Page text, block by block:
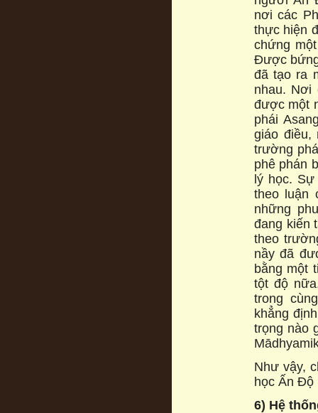
nơi các
thực hiện
chứng
Được
đã tạo ra
nhau. Nơi
được một
phái
giáo điều,
trường
phê phán
lý học.
theo luận
những
đang kiến
theo
nầy đã
bằng một
tột độ
trong
khẳng
trọng nào
Như vậy,
học Ấn
6) Hệ